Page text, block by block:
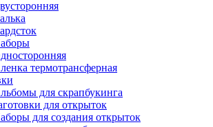
термотрансферная
для скрапбукинга
для открыток
для создания открыток